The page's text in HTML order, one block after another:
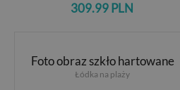
309.99 PLN
Foto obraz szkło hartowane
Łódka na plaży